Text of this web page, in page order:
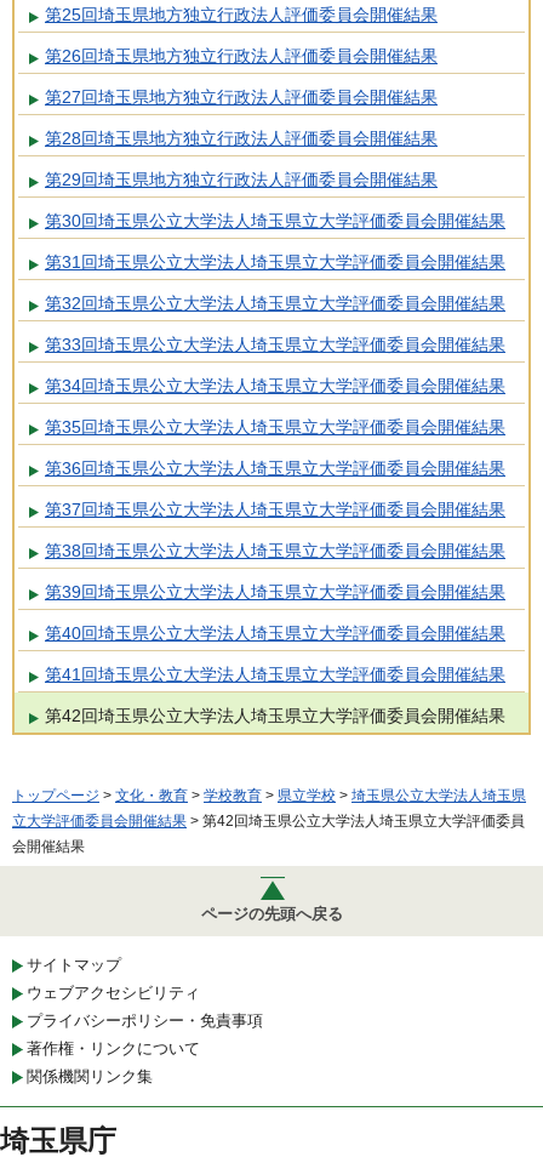
第25回埼玉県地方独立行政法人評価委員会開催結果
第26回埼玉県地方独立行政法人評価委員会開催結果
第27回埼玉県地方独立行政法人評価委員会開催結果
第28回埼玉県地方独立行政法人評価委員会開催結果
第29回埼玉県地方独立行政法人評価委員会開催結果
第30回埼玉県公立大学法人埼玉県立大学評価委員会開催結果
第31回埼玉県公立大学法人埼玉県立大学評価委員会開催結果
第32回埼玉県公立大学法人埼玉県立大学評価委員会開催結果
第33回埼玉県公立大学法人埼玉県立大学評価委員会開催結果
第34回埼玉県公立大学法人埼玉県立大学評価委員会開催結果
第35回埼玉県公立大学法人埼玉県立大学評価委員会開催結果
第36回埼玉県公立大学法人埼玉県立大学評価委員会開催結果
第37回埼玉県公立大学法人埼玉県立大学評価委員会開催結果
第38回埼玉県公立大学法人埼玉県立大学評価委員会開催結果
第39回埼玉県公立大学法人埼玉県立大学評価委員会開催結果
第40回埼玉県公立大学法人埼玉県立大学評価委員会開催結果
第41回埼玉県公立大学法人埼玉県立大学評価委員会開催結果
第42回埼玉県公立大学法人埼玉県立大学評価委員会開催結果
トップページ > 文化・教育 > 学校教育 > 県立学校 > 埼玉県公立大学法人埼玉県
立大学評価委員会開催結果 > 第42回埼玉県公立大学法人埼玉県立大学評価委員
会開催結果
ページの先頭へ戻る
サイトマップ
ウェブアクセシビリティ
プライバシーポリシー・免責事項
著作権・リンクについて
関係機関リンク集
埼玉県庁